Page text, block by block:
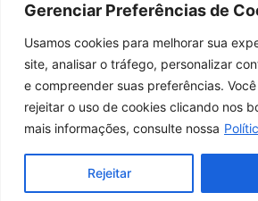
Gerenciar Preferências de
Usamos cookies para melhorar sua
site, analisar o tráfego, personalizar
e compreender suas preferências.
rejeitar o uso de cookies clicando nos
mais informações, consulte nossa
Rejeitar
Termo de Uso